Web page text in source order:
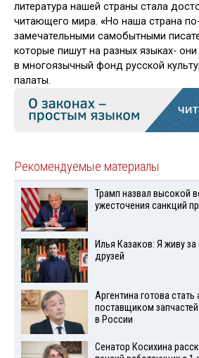
литература нашей страны стала
читающего мира. «Но наша страна
замечательными самобытными
которые пишут на разных языках-
в многоязычный фонд русской
палаты.
Рекомендуемые материалы
Трамп назвал высокой
ужесточения санкций
Илья Казаков: Я живу за
друзей
Аргентина готова
поставщиком
в России
Сенатор Косихина